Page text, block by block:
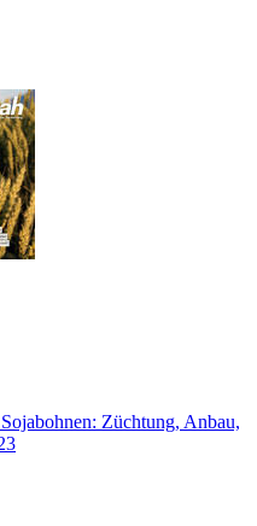
Züchtung, Anbau,